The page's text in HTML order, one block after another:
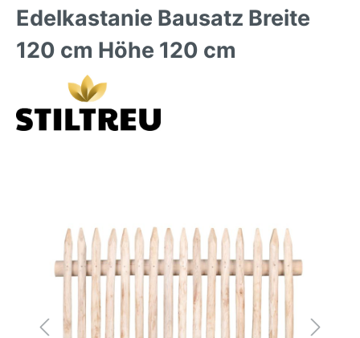
Edelkastanie Bausatz Breite
120 cm Höhe 120 cm